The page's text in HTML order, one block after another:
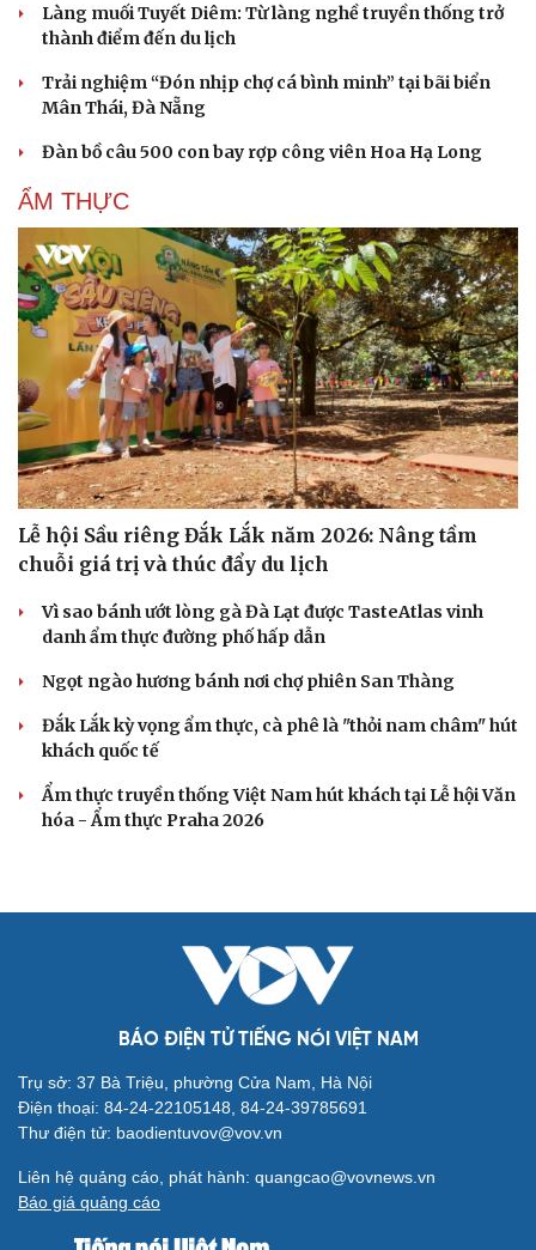
Cải chính
Làng muối Tuyết Diêm: Từ làng nghề truyền thống trở
thành điểm đến du lịch
Trải nghiệm “Đón nhịp chợ cá bình minh” tại bãi biển
Mân Thái, Đà Nẵng
Đàn bồ câu 500 con bay rợp công viên Hoa Hạ Long
ẨM THỰC
Lễ hội Sầu riêng Đắk Lắk năm 2026: Nâng tầm
chuỗi giá trị và thúc đẩy du lịch
Vì sao bánh ướt lòng gà Đà Lạt được TasteAtlas vinh
danh ẩm thực đường phố hấp dẫn
Ngọt ngào hương bánh nơi chợ phiên San Thàng
Đắk Lắk kỳ vọng ẩm thực, cà phê là "thỏi nam châm" hút
khách quốc tế
Ẩm thực truyền thống Việt Nam hút khách tại Lễ hội Văn
hóa - Ẩm thực Praha 2026
BÁO ĐIỆN TỬ TIẾNG NÓI VIỆT NAM
Trụ sở: 37 Bà Triệu, phường Cửa Nam, Hà Nội
Điện thoại: 84-24-22105148, 84-24-39785691
Thư điện tử: baodientuvov@vov.vn
Liên hệ quảng cáo, phát hành: quangcao@vovnews.vn
Báo giá quảng cáo